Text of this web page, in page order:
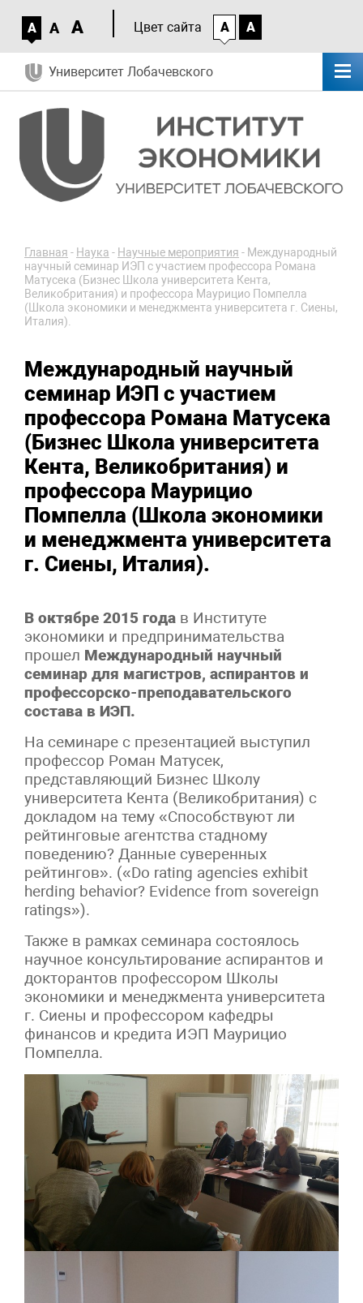
A A A Цвет сайта A A
Университет Лобачевского
Главная - Наука - Научные мероприятия - Международный
научный семинар ИЭП с участием профессора Романа
Матусека (Бизнес Школа университета Кента,
Великобритания) и профессора Маурицио Помпелла
(Школа экономики и менеджмента университета г. Сиены,
Италия).
Международный научный
семинар ИЭП с участием
профессора Романа Матусека
(Бизнес Школа университета
Кента, Великобритания) и
профессора Маурицио
Помпелла (Школа экономики
и менеджмента университета
г. Сиены, Италия).
В октябре 2015 года в Институте
экономики и предпринимательства
прошел Международный научный
семинар для магистров, аспирантов и
профессорско-преподавательского
состава в ИЭП.
На семинаре с презентацией выступил
профессор Роман Матусек,
представляющий Бизнес Школу
университета Кента (Великобритания) с
докладом на тему «Способствуют ли
рейтинговые агентства стадному
поведению? Данные суверенных
рейтингов». («Do rating agencies exhibit
herding behavior? Evidence from sovereign
ratings»).
Также в рамках семинара состоялось
научное консультирование аспирантов и
докторантов профессором Школы
экономики и менеджмента университета
г. Сиены и профессором кафедры
финансов и кредита ИЭП Маурицио
Помпелла.